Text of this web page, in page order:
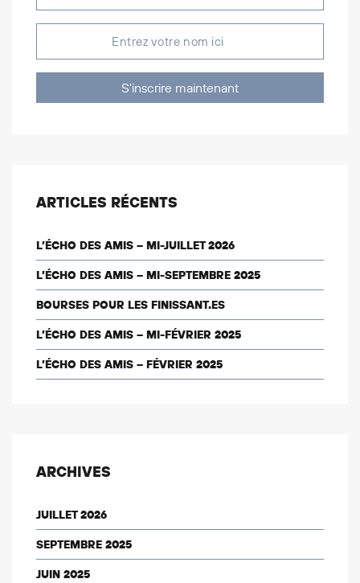
S'inscrire maintenant
ARTICLES RÉCENTS
L’ÉCHO DES AMIS – MI-JUILLET 2026
L’ÉCHO DES AMIS – MI-SEPTEMBRE 2025
BOURSES POUR LES FINISSANT.ES
L’ÉCHO DES AMIS – MI-FÉVRIER 2025
L’ÉCHO DES AMIS – FÉVRIER 2025
ARCHIVES
JUILLET 2026
SEPTEMBRE 2025
JUIN 2025